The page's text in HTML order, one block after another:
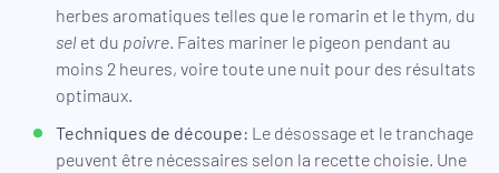
herbes aromatiques telles que le romarin et le thym, du
sel et du poivre . Faites mariner le pigeon pendant au
moins 2 heures, voire toute une nuit pour des résultats
optimaux.
Techniques de découpe: Le désossage et le tranchage
peuvent être nécessaires selon la recette choisie. Une